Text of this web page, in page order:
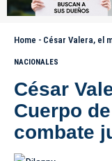
Home - César Valera, el
NACIONALES
César
Cuerpo
combate